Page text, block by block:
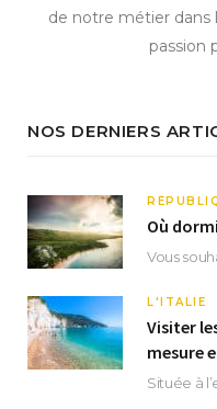
de notre métier dans
passion
NOS DERNIERS
Où
L'ITALIE
Visiter
mesure